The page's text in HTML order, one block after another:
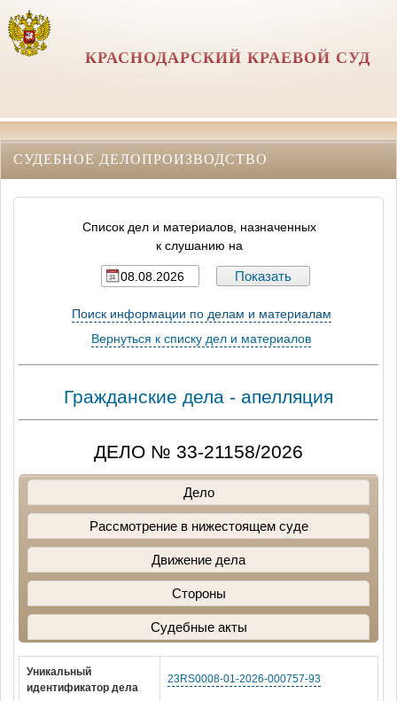
КРАСНОДАРСКИЙ КРАЕВОЙ СУД
СУДЕБНОЕ ДЕЛОПРОИЗВОДСТВО
Список дел и материалов, назначенных
к слушанию на
Поиск информации по делам и материалам
Вернуться к списку дел и материалов
Гражданские дела - апелляция
ДЕЛО № 33-21158/2026
Дело
Рассмотрение в нижестоящем суде
Движение дела
Стороны
Судебные акты
Уникальный
идентификатор дела
23RS0008-01-2026-000757-93